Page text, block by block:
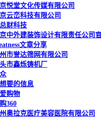
悦堂文化传媒有限公司
云峦科技有限公司
财科技
中外建装饰设计有限责任公司
文章分享
市誉达筛网有限公司
市鑫烁铸机厂
要的信息
购物
360
奥拉克医疗美容医院有限公司